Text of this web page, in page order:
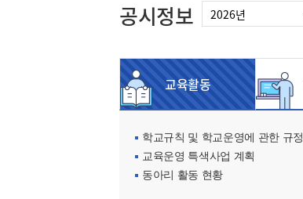
공시정보
교육활동
학교규칙 및 학교운영에 관한 규정
교육운영 특색사업 계획
동아리 활동 현황